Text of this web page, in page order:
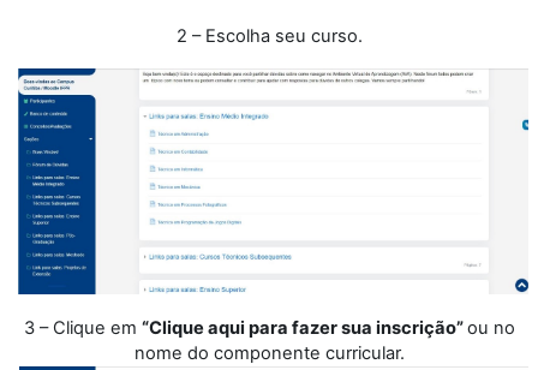
2 – Escolha seu curso.
3 – Clique em “Clique aqui para fazer sua inscrição”ou no
nome do componente curricular.